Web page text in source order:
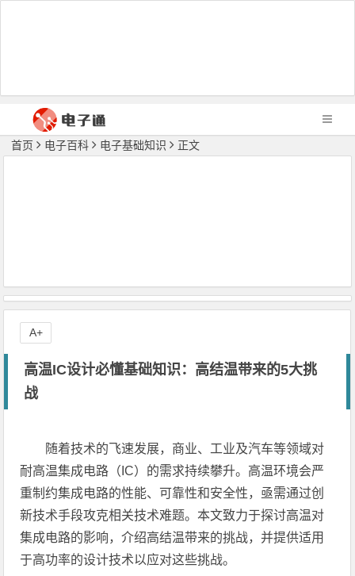
首页 电子百科 电子基础知识 正文
高温IC设计必懂基础知识：高结温带来的5大挑
战
随着技术的飞速发展，商业、工业及汽车等领域对
耐高温集成电路（IC）的需求持续攀升。高温环境会严
重制约集成电路的性能、可靠性和安全性，亟需通过创
新技术手段攻克相关技术难题。本文致力于探讨高温对
集成电路的影响，介绍高结温带来的挑战，并提供适用
于高功率的设计技术以应对这些挑战。
A+